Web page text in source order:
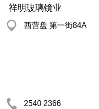
祥明玻璃镜业
西营盘 第一街84A
2540 2366